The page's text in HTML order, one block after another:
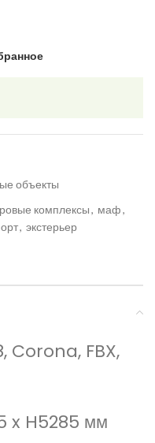
объекты
комплексы, маф,
, экстерьер
Corona, FBX,
x H5285 мм